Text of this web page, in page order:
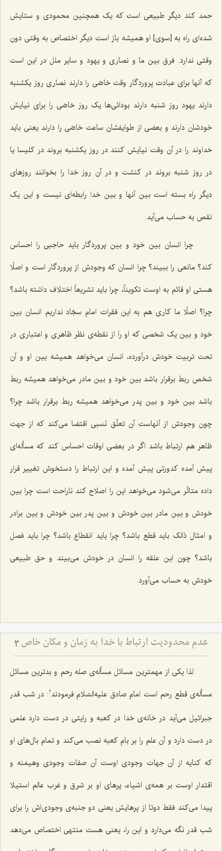
حمد کند دیگر طبیعی است که یک همچنین محمودی و ستایش
شده‌ای راه به [سوی‌] او همیشه باز است دیگر اختصاص به وقتی دون
وقتی ندارد. فرق بین ما و نصاری و یهود و سایر ملل در این است
که آنها برای عبادت پروردگار وقت خاصّی را دارند نصاری روز یکشنبه
دارند یهود روز شنبه دارند بودائی‌ها یک روز خاصّی را برای نیایش
خودشان دارند و بعضی از طوایفشان ساعت خاصّی را دارند یعنی باید
خداوند را در آن وقت نیایش کنند در روز یکشنبه بروند در کلیسا یا
در روز شنبه بروند در کنشت و در آن روز خدا را بخوانند روزهای
دیگر راه بسته است بین آنها و بین خدا رابطه‌ای نیست و این یک
نقص به حساب می‌آید.
چرا انسان بین خود و بین پروردگار باید حاجبی را احساس
کند؟ مانعی را ببیند؟ چرا انسان که وجودش از پروردگار است و اصلًا
هستی او قائم به اوست تکویناً، چرا باید تشریعاً اختلاف داشته باشد؟
چرا؟ اصلًا ما کاری هم به این فقرات امام سجّاد نداریم انسان بین
خود و بین یک شخصی که او را از نقطه‌ی نظر ظاهری و اعتباری در
تحت تربیت خودش درآورده، انسان می‌خواهد همیشه بین او و آن
شخص ربط برقرار باشد بین خود و بین مادر می‌خواهد همیشه ربط
باشد بین خود و بین پدر می‌خواهد همیشه ربط برقرار باشد چرا؟
چون وجودش از آنهاست آن تعلّق نَسَبی اقتضا می‌کند که از جهت
ظاهر هم ارتباط باشد اگر در بعضی اوقات احساس کند که مسأله‌ای
پیش آمده کدورتی پیش آمده‌ و این ارتباط را دستخوش تغییر قرار
داده متاثّر می‌شود می‌خواهد این را اصلاح کند ناراحت است چرا بین
خودش و بین مادر بین خودش و بین پدر بین خودش و بین برادر
و امثال ذالک باید قطع باشد؟ چرا باید انقطاع باشد؟ چرا باید فصل
باشد؟ چون این علقه را انسان در خودش می‌بیند و حق طبیعی
خودش به حساب می‌آورد.
عدم محدودیت ارتباط با خدا به زمان و مكان خاص 3
لذا یکی از مهمترین مسائل مسأله‌ی صله رحم و بدترین مسائل
مسأله‌ی قطع رحم است امام صادق علیه‌السّلام فرمودند 1 : در شب قدر
جبرائیل می‌آید در خانه‌ی خدا در کعبه و رایتی در دست دارد علمی
در دست دارد و آن علم را بر بام کعبه نصب می‌کند و تمام بال‌های او
که کنایه از آن جهات وجودی اوست آن صفات وجودی وهیمَنه و
اقتدار اوست بر همه‌ی اشیاء، پرهای او بر شرق و غرب عالم استیلا
پیدا می‌کند فقط دوتا از پرهایش یعنی دو جنبه‌ی وجودی‌اش را برای
شب قدر نگه می‌دارد و این را، یعنی هست منتهی اختصاص می‌دهد